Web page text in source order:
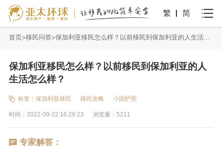
繁 简
首页 移民问答 保加利亚移民怎么样？以前移民到保加利亚的人生活怎么样？
保加利亚移民怎么样？以前移民到保加利亚的人
生活怎么样？
标签： 保加利亚移民 移民攻略 小国护照
时间：2022-09-22 16:29:23 浏览量：5211
专家解答：